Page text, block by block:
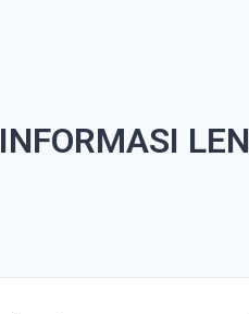
INFORMASI